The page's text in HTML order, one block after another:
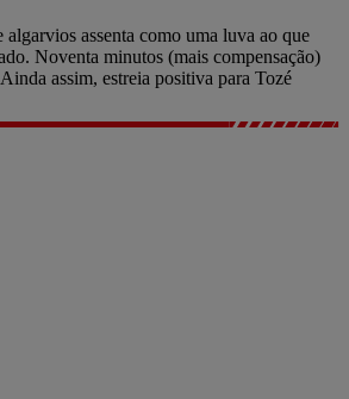
assenta como uma luva ao que
Noventa minutos (mais compensação)
assim, estreia positiva para Tozé